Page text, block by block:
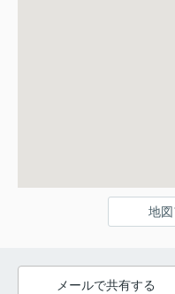
地
メールで共有する